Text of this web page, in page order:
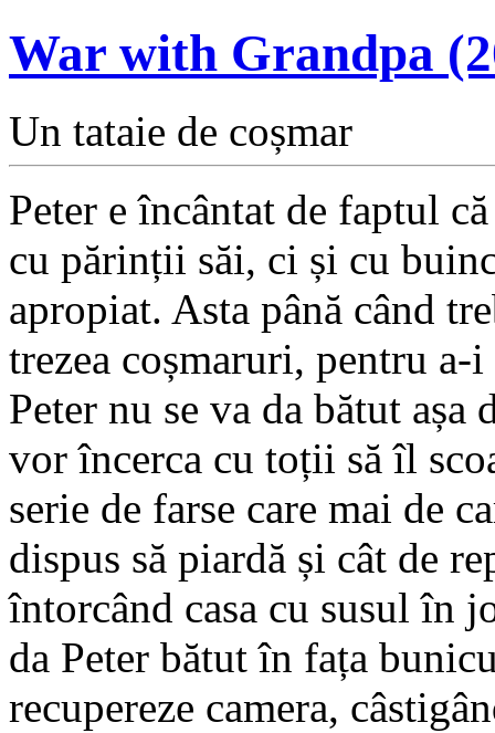
War with Grandpa
Un tataie de coșmar
Peter e încântat de faptul
cu părinții săi, ci și cu
apropiat. Asta până când
trezea coșmaruri, pentru
Peter nu se va da bătut
vor încerca cu toții să îl
serie de farse care mai de
dispus să piardă și cât de
întorcând casa cu susul în
da Peter bătut în fața
recupereze camera,